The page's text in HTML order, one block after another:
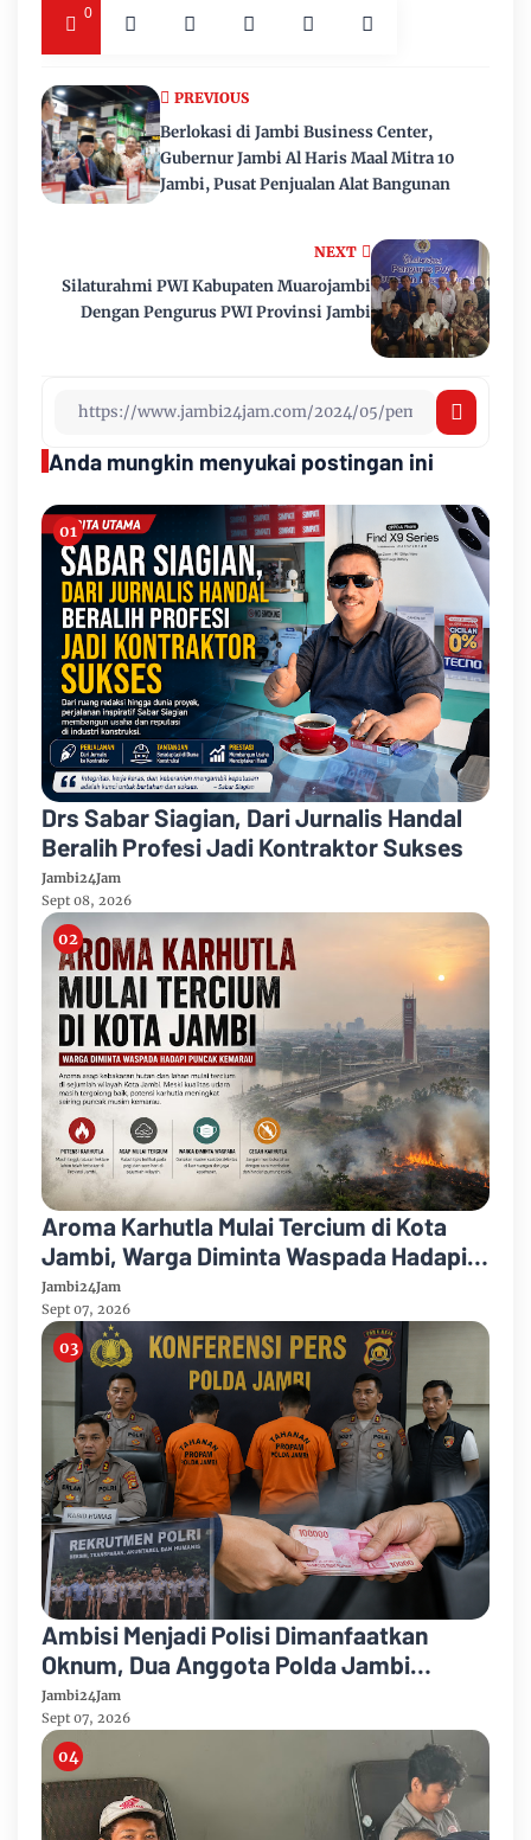
0
NEXT
Silaturahmi PWI Kabupaten Muarojambi
Dengan Pengurus PWI Provinsi Jambi
PREVIOUS
Berlokasi di Jambi Business Center,
Gubernur Jambi Al Haris Maal Mitra 10
Jambi, Pusat Penjualan Alat Bangunan
Anda mungkin menyukai postingan ini
Drs Sabar Siagian, Dari Jurnalis Handal
Beralih Profesi Jadi Kontraktor Sukses
Jambi24Jam
Sept 08, 2026
Aroma Karhutla Mulai Tercium di Kota
Jambi, Warga Diminta Waspada Hadapi
Puncak Kemarau
Jambi24Jam
Sept 07, 2026
Ambisi Menjadi Polisi Dimanfaatkan
Oknum, Dua Anggota Polda Jambi
Diduga Tipu Calon Bintara dengan Janji
Kelulusan
Jambi24Jam
Sept 07, 2026